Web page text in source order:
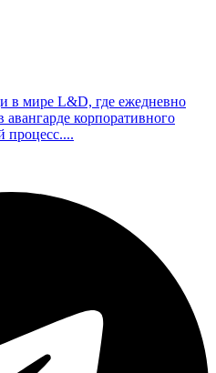
в мире L&D, где ежедневно
корпоративного
процесс....